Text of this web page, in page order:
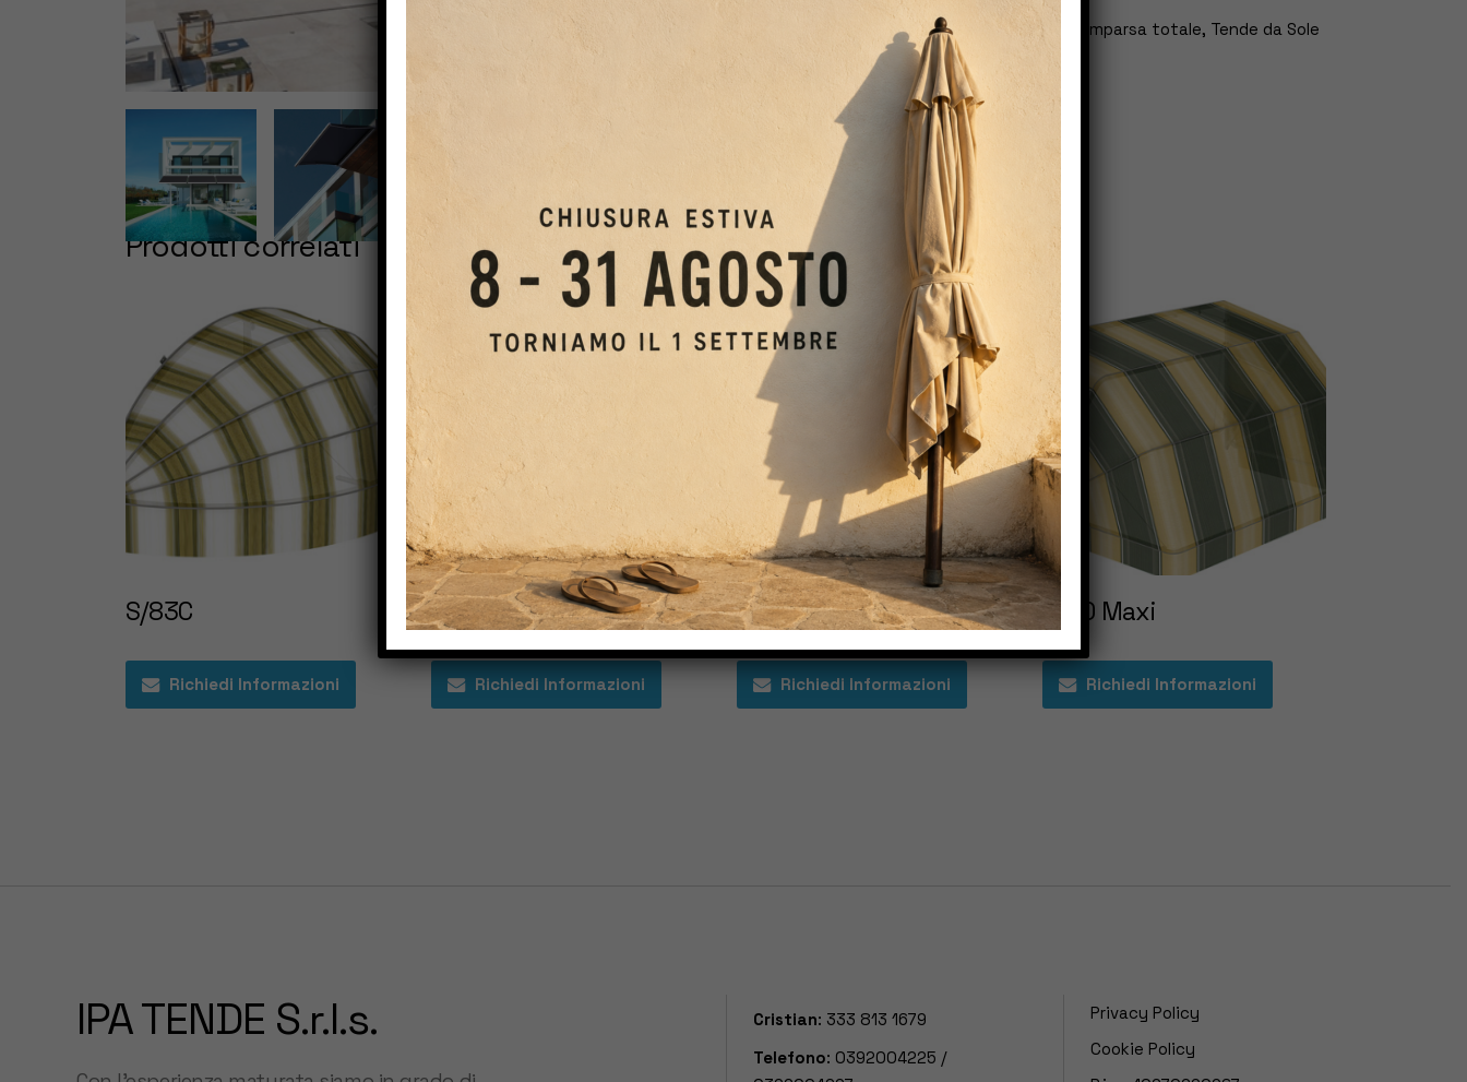
A bracci, Con cassonetto a scomparsa totale, Tende da Sole
Prodotti correlati
S/83C
Richiedi Informazioni
T-Zone
Richiedi Informazioni
PE 15
Richiedi Informazioni
S/80 Maxi
Richiedi Informazioni
IPA TENDE S.r.l.s. Cristian: 333 813 1679
Telefono: 0392004225 /
Privacy Policy
Cookie Policy